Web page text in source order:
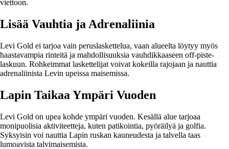
viettoon.
Lisää Vauhtia ja Adrenaliinia
Levi Gold ei tarjoa vain peruslaskettelua, vaan alueelta löytyy myös
haastavampia rinteitä ja mahdollisuuksia vauhdikkaaseen off-piste-
laskuun. Rohkeimmat laskettelijat voivat kokeilla rajojaan ja nauttia
adrenaliinista Levin upeissa maisemissa.
Lapin Taikaa Ympäri Vuoden
Levi Gold on upea kohde ympäri vuoden. Kesällä alue tarjoaa
monipuolisia aktiviteetteja, kuten patikointia, pyöräilyä ja golfia.
Syksyisin voi nauttia Lapin ruskan kauneudesta ja talvella taas
lumoavista talvimaisemista.